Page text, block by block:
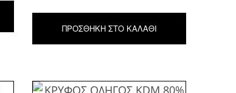
ΠΡΟΣΘΉΚΗ ΣΤΟ ΚΑΛΆΘΙ